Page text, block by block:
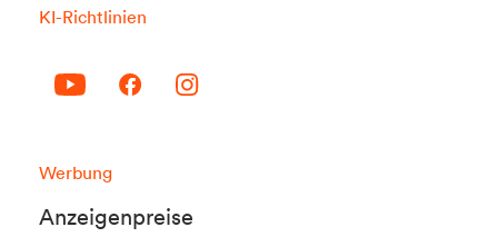
KI-Richtlinien
Werbung
Anzeigenpreise